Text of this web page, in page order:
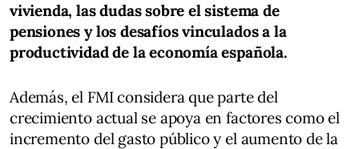
vivienda, las dudas sobre el sistema de
pensiones y los desafíos vinculados a la
productividad de la economía española.
Además, el FMI considera que parte del
crecimiento actual se apoya en factores como el
incremento del gasto público y el aumento de la